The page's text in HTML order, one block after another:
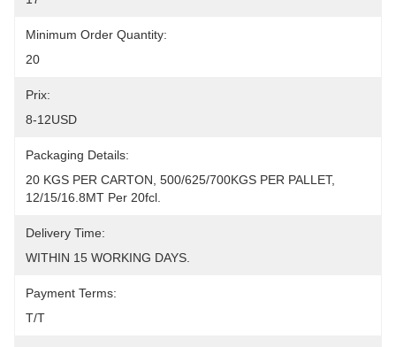
Minimum Order Quantity:
20
Prix:
8-12USD
Packaging Details:
20 KGS PER CARTON, 500/625/700KGS PER PALLET,
12/15/16.8MT Per 20fcl.
Delivery Time:
WITHIN 15 WORKING DAYS.
Payment Terms:
T/T